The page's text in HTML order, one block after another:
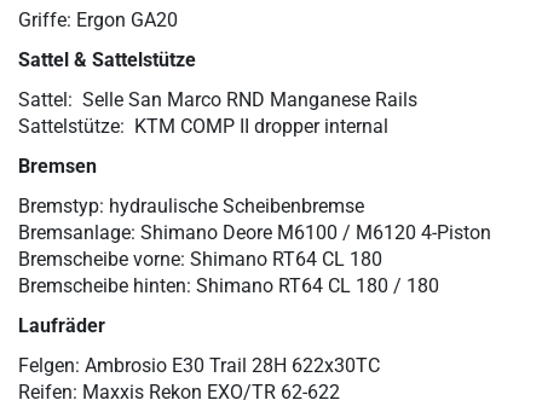
Griffe: Ergon GA20
Sattel & Sattelstütze
Sattel: Selle San Marco RND Manganese Rails
Sattelstütze: KTM COMP II dropper internal
Bremsen
Bremstyp: hydraulische Scheibenbremse
Bremsanlage: Shimano Deore M6100 / M6120 4-Piston
Bremscheibe vorne: Shimano RT64 CL 180
Bremscheibe hinten: Shimano RT64 CL 180 / 180
Laufräder
Felgen: Ambrosio E30 Trail 28H 622x30TC
Reifen: Maxxis Rekon EXO/TR 62-622